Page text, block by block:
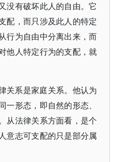
没有破坏此人的自由。它
配，而只涉及此人的特定
行为自由中分离出来，而
他人特定行为的支配，就
关系是家庭关系。他认为
形态，即自然的形态、
从法律关系方面看，是个
意志可支配的只是部分属